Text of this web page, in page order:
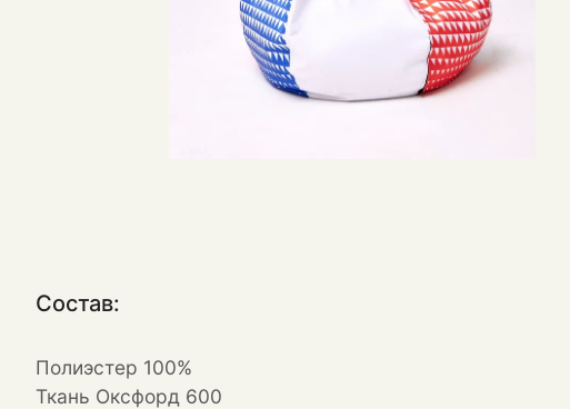
Состав:
Полиэстер 100%
Ткань Оксфорд 600